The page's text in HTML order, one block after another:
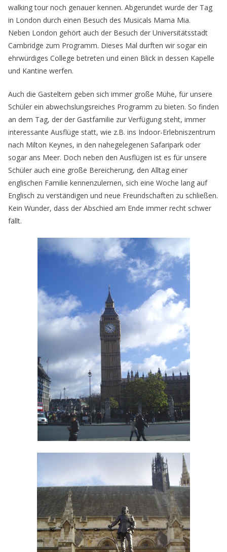
walking tour noch genauer kennen. Abgerundet wurde der Tag
in London durch einen Besuch des Musicals Mama Mia.
Neben London gehört auch der Besuch der Universitätsstadt
Cambridge zum Programm. Dieses Mal durften wir sogar ein
ehrwürdiges College betreten und einen Blick in dessen Kapelle
und Kantine werfen.
Auch die Gasteltern geben sich immer große Mühe, für unsere
Schüler ein abwechslungsreiches Programm zu bieten. So finden
an dem Tag, der der Gastfamilie zur Verfügung steht, immer
interessante Ausflüge statt, wie z.B. ins Indoor-Erlebniszentrum
nach Milton Keynes, in den nahegelegenen Safaripark oder
sogar ans Meer. Doch neben den Ausflügen ist es für unsere
Schüler auch eine große Bereicherung, den Alltag einer
englischen Familie kennenzulernen, sich eine Woche lang auf
Englisch zu verständigen und neue Freundschaften zu schließen.
Kein Wunder, dass der Abschied am Ende immer recht schwer
fällt.